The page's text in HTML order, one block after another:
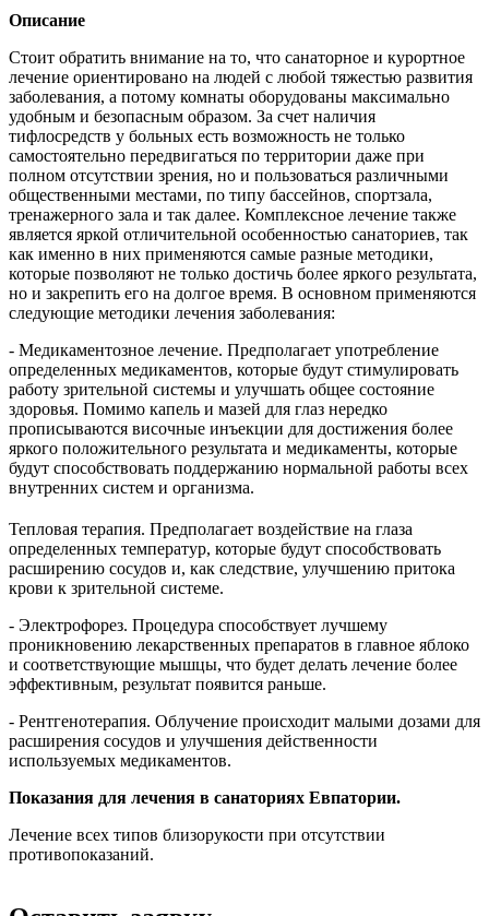
Описание
Стоит обратить внимание на то, что санаторное и курортное
лечение ориентировано на людей с любой тяжестью развития
заболевания, а потому комнаты оборудованы максимально
удобным и безопасным образом. За счет наличия
тифлосредств у больных есть возможность не только
самостоятельно передвигаться по территории даже при
полном отсутствии зрения, но и пользоваться различными
общественными местами, по типу бассейнов, спортзала,
тренажерного зала и так далее. Комплексное лечение также
является яркой отличительной особенностью санаториев, так
как именно в них применяются самые разные методики,
которые позволяют не только достичь более яркого результата,
но и закрепить его на долгое время. В основном применяются
следующие методики лечения заболевания:
- Медикаментозное лечение. Предполагает употребление
определенных медикаментов, которые будут стимулировать
работу зрительной системы и улучшать общее состояние
здоровья. Помимо капель и мазей для глаз нередко
прописываются височные инъекции для достижения более
яркого положительного результата и медикаменты, которые
будут способствовать поддержанию нормальной работы всех
внутренних систем и организма.
Тепловая терапия. Предполагает воздействие на глаза
определенных температур, которые будут способствовать
расширению сосудов и, как следствие, улучшению притока
крови к зрительной системе.
- Электрофорез. Процедура способствует лучшему
проникновению лекарственных препаратов в главное яблоко
и соответствующие мышцы, что будет делать лечение более
эффективным, результат появится раньше.
- Рентгенотерапия. Облучение происходит малыми дозами для
расширения сосудов и улучшения действенности
используемых медикаментов.
Показания для лечения в санаториях Евпатории.
Лечение всех типов близорукости при отсутствии
противопоказаний.